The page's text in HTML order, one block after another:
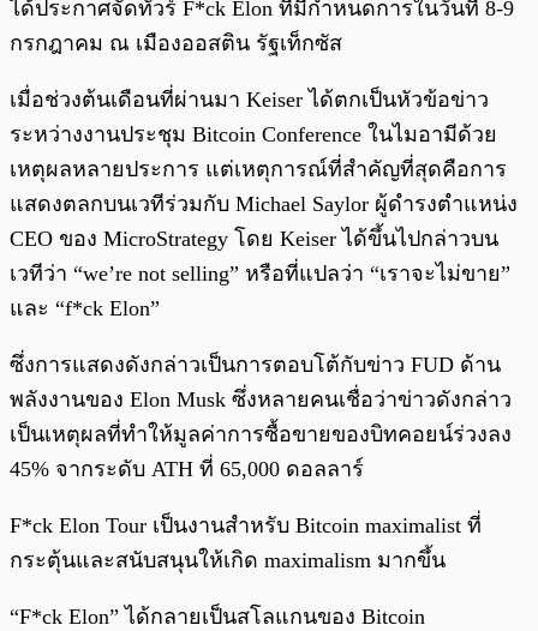
ได้ประกาศจัดทัวร์ F*ck Elon ที่มีกำหนดการในวันที่ 8-9
กรกฎาคม ณ เมืองออสติน รัฐเท็กซัส
เมื่อช่วงต้นเดือนที่ผ่านมา Keiser ได้ตกเป็นหัวข้อข่าว
ระหว่างงานประชุม Bitcoin Conference ในไมอามีด้วย
เหตุผลหลายประการ แต่เหตุการณ์ที่สำคัญที่สุดคือการ
แสดงตลกบนเวทีร่วมกับ Michael Saylor ผู้ดำรงตำแหน่ง
CEO ของ MicroStrategy โดย Keiser ได้ขึ้นไปกล่าวบน
เวทีว่า “we’re not selling” หรือที่แปลว่า “เราจะไม่ขาย”
และ “f*ck Elon”
ซึ่งการแสดงดังกล่าวเป็นการตอบโต้กับข่าว FUD ด้าน
พลังงานของ Elon Musk ซึ่งหลายคนเชื่อว่าข่าวดังกล่าว
เป็นเหตุผลที่ทำให้มูลค่าการซื้อขายของบิทคอยน์ร่วงลง
45% จากระดับ ATH ที่ 65,000 ดอลลาร์
F*ck Elon Tour เป็นงานสำหรับ Bitcoin maximalist ที่
กระตุ้นและสนับสนุนให้เกิด maximalism มากขึ้น
“F*ck Elon” ได้กลายเป็นสโลแกนของ Bitcoin